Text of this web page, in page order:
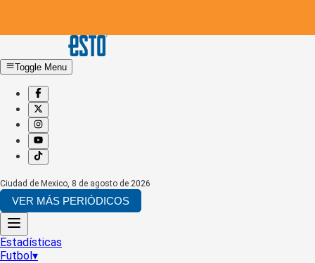
Toggle Menu
Ciudad de Mexico, 8 de agosto de 2026
VER MÁS PERIÓDICOS
Estadísticas
Futbol▾